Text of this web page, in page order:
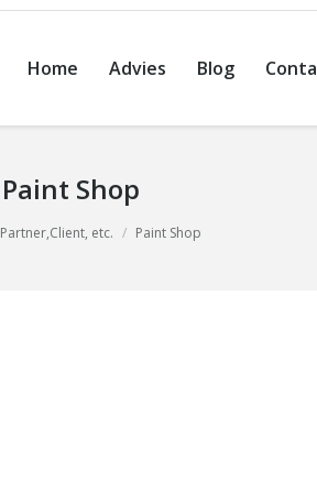
Home Advies Blog
Paint Shop
Partner,Client, etc. Paint Shop